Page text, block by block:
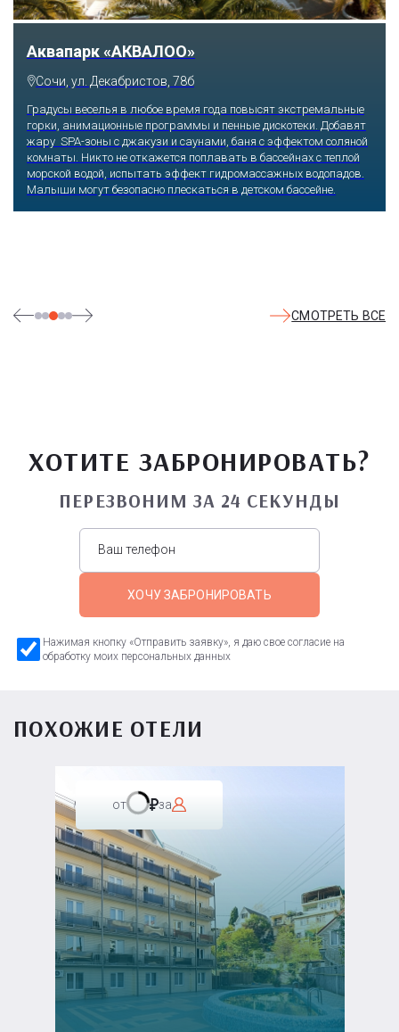
Аквапарк «АКВАЛОО»
Сочи, ул. Декабристов, 78б
Градусы веселья в любое время года повысят экстремальные
горки, анимационные программы и пенные дискотеки. Добавят
жару SPA-зоны с джакузи и саунами, баня с эффектом соляной
комнаты. Никто не откажется поплавать в бассейнах с теплой
морской водой, испытать эффект гидромассажных водопадов.
Малыши могут безопасно плескаться в детском бассейне.
СМОТРЕТЬ ВСЕ
ХОТИТЕ ЗАБРОНИРОВАТЬ?
ПЕРЕЗВОНИМ ЗА 24 СЕКУНДЫ
ХОЧУ ЗАБРОНИРОВАТЬ
Нажимая кнопку «Отправить заявку», я даю свое согласие на
обработку моих персональных данных
ПОХОЖИЕ ОТЕЛИ
от за